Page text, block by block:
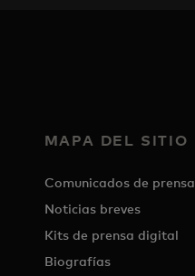
MAPA DEL SITIO
Comunicados de prensa
Noticias breves
Kits de prensa digital
Biografías